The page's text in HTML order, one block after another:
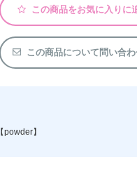
カテゴリで検索する
この商品をお気に入りに
この商品について問い合わ
【powder】